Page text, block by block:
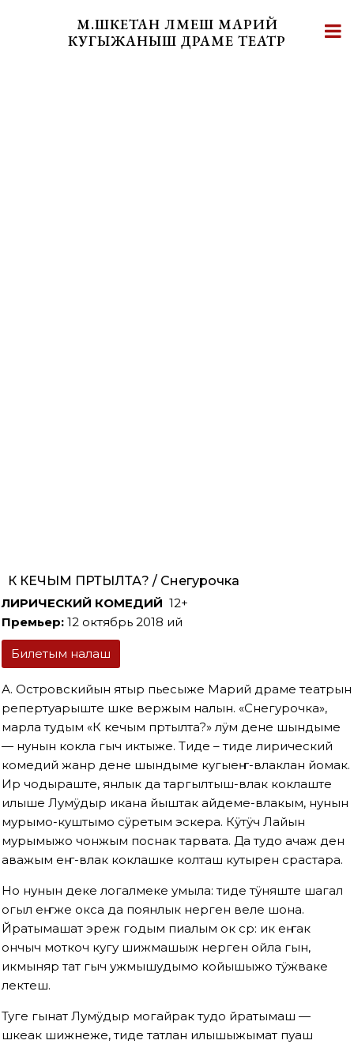
М.ШКЕТАН ЛӰМЕШ МАРИЙ
КУГЫЖАНЫШ ДРАМЕ ТЕАТР
КӦ КЕЧЫМ ПӦРТЫЛТА? / Снегурочка
ЛИРИЧЕСКИЙ КОМЕДИЙ 12+
Премьер: 12 октябрь 2018 ий
Билетым налаш
А. Островскийын ятыр пьесыже Марий драме театрын
репертуарыште шке вержым налын. «Снегурочка»,
марла тудым «Кӧ кечым пӧртылта?» лӱм дене шындыме
— нунын кокла гыч иктыже. Тиде – тиде лирический
комедий жанр дене шындыме кугыеҥ-влаклан йомак.
Ир чодыраште, янлык да таргылтыш-влак коклаште
илыше Лумӱдыр икана йыштак айдеме-влакым, нунын
мурымо-куштымо сӱретым эскера. Кӱтӱчӧ Лайын
мурымыжо чонжым поснак тарвата. Да тудо ачаж ден
аважым еҥ-влак коклашке колташ кутырен сӧрастара.
Но нунын деке логалмеке умыла: тиде тӱняште шагал
огыл еҥже окса да поянлык нерген веле шона.
Йӧратымашат эреж годым пиалым ок сӧрӧ: ик еҥак
ончыч моткоч кугу шижмашыж нерген ойла гын,
икмыняр тат гыч ужмышудымо койышыжо тӱжваке
лектеш.
Туге гынат Лумӱдыр могайрак тудо йӧратымаш —
шкеак шижнеже, тиде татлан илышыжымат пуаш